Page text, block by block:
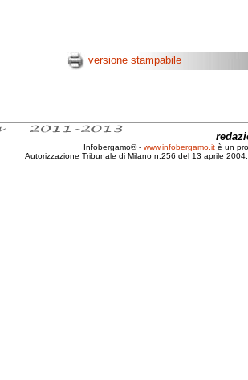
versione stampabile
Infobergamo® - www.infobergamo.it è un
Autorizzazione Tribunale di Milano n.256 del 13 aprile